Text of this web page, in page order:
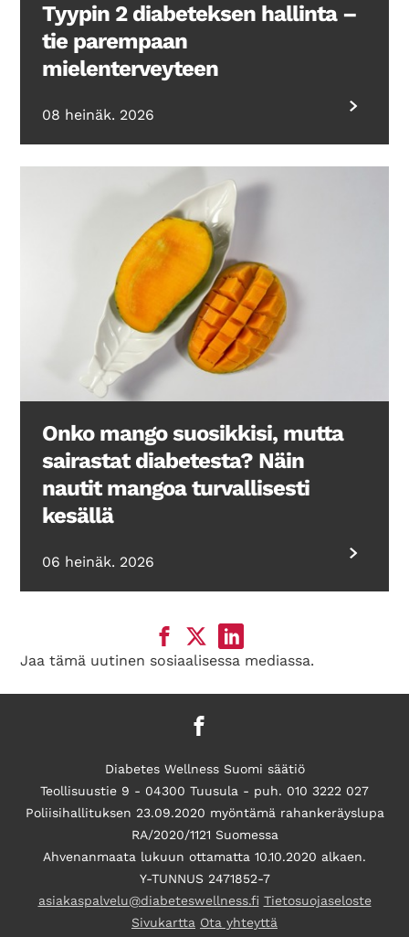
Tyypin 2 diabeteksen hallinta –
tie parempaan
mielenterveyteen
08 heinäk. 2026
Onko mango suosikkisi, mutta
sairastat diabetesta? Näin
nautit mangoa turvallisesti
kesällä
06 heinäk. 2026
Jaa tämä uutinen sosiaalisessa mediassa.
Diabetes Wellness Suomi säätiö
Teollisuustie 9 - 04300 Tuusula - puh. 010 3222 027
Poliisihallituksen 23.09.2020 myöntämä rahankeräyslupa
RA/2020/1121 Suomessa
Ahvenanmaata lukuun ottamatta 10.10.2020 alkaen.
Y-TUNNUS 2471852-7
asiakaspalvelu@diabeteswellness.fi Tietosuojaseloste
Sivukartta Ota yhteyttä